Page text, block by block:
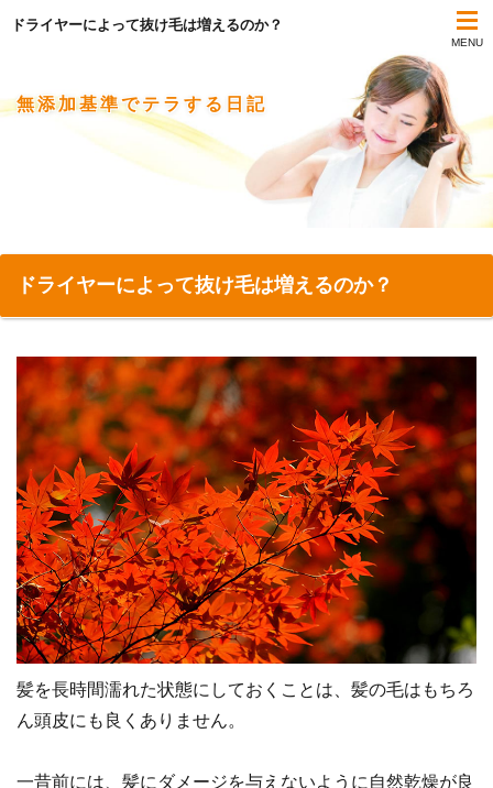
ドライヤーによって抜け毛は増えるのか？
MENU
無添加基準でテラする日記
ドライヤーによって抜け毛は増えるのか？
髪を長時間濡れた状態にしておくことは、髪の毛はもちろ
ん頭皮にも良くありません。
一昔前には、髪にダメージを与えないように自然乾燥が良